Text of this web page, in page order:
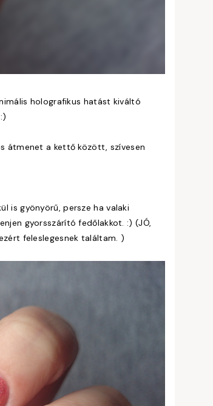
holografikus hatást kiváltó
átmenet a kettő között, szívesen
is gyönyörű, persze ha valaki
gyorsszárító fedőlakkot. :) (JÓ,
feleslegesnek találtam. )